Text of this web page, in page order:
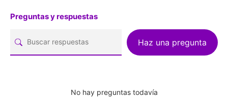
Preguntas y respuestas
Haz una pregunta
No hay preguntas todavía